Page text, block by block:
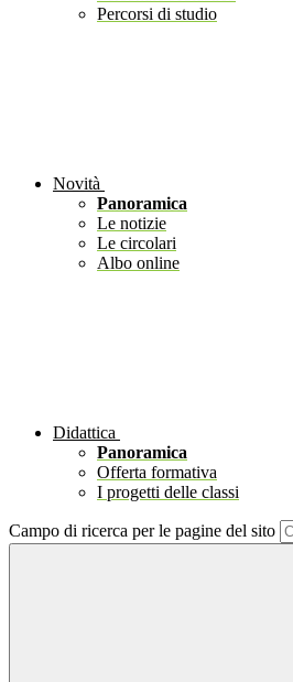
Percorsi di studio
Novità
Panoramica
Le notizie
Le circolari
Albo online
Didattica
Panoramica
Offerta formativa
I progetti delle classi
Campo di ricerca per le pagine del sito